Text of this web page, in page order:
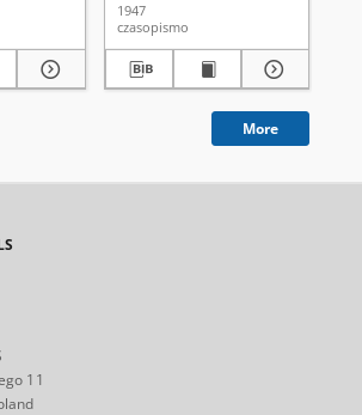
1947
czasopismo
More
11